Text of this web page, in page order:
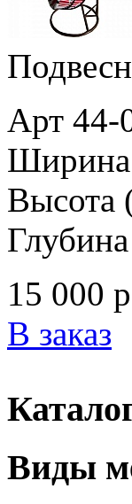
Арт 44-
Ширина
Высота
15 000
В заказ
Виды